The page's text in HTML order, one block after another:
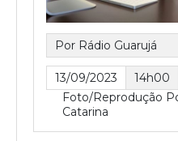
Por Rádio Guarujá
13/09/2023
14h00
Foto/Reprodução
Catarina